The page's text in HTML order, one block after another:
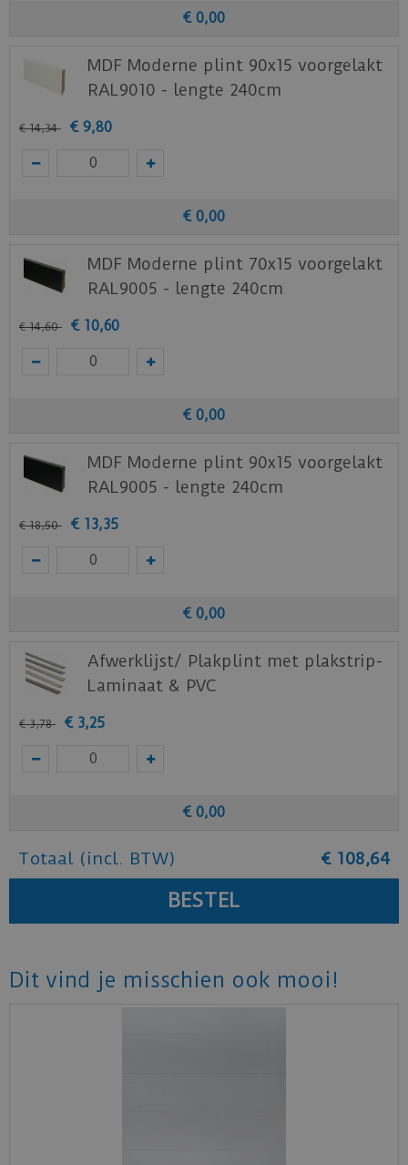
€ 0,00
MDF Moderne plint 90x15 voorgelakt
RAL9010 - lengte 240cm
€ 14,34 € 9,80
€ 0,00
MDF Moderne plint 70x15 voorgelakt
RAL9005 - lengte 240cm
€ 14,60 € 10,60
€ 0,00
MDF Moderne plint 90x15 voorgelakt
RAL9005 - lengte 240cm
€ 18,50 € 13,35
€ 0,00
Afwerklijst/ Plakplint met plakstrip-
Laminaat & PVC
€ 3,78 € 3,25
€ 0,00
Totaal (incl. BTW) € 108,64
Dit vind je misschien ook mooi!